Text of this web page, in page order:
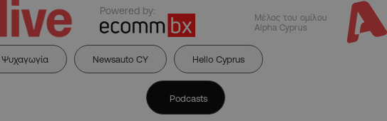
Powered by:
Μέλος του ομίλου
Alpha Cyprus
Ψυχαγωγία Newsauto CY Hello Cyprus
Podcasts